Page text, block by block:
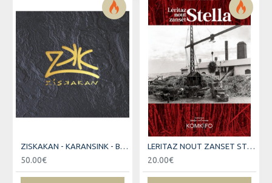
ZISKAKAN - KARANSINK - BILINGUE KREOL - FRANCAIS
50.00€
LERITAZ NOUT ZANSET STELLA
20.00€